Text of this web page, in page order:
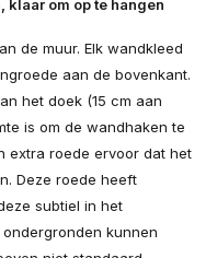
klaar om op te hangen
de muur. Elk wandkleed
aan de bovenkant.
het doek (15 cm aan
is om de wandhaken te
extra roede ervoor dat het
Deze roede heeft
subtiel in het
kunnen